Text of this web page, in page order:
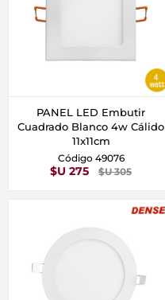
PANEL LED Embutir
Cuadrado Blanco 4w Cálido
11x11cm
Código 49076
$U 275 $U 305